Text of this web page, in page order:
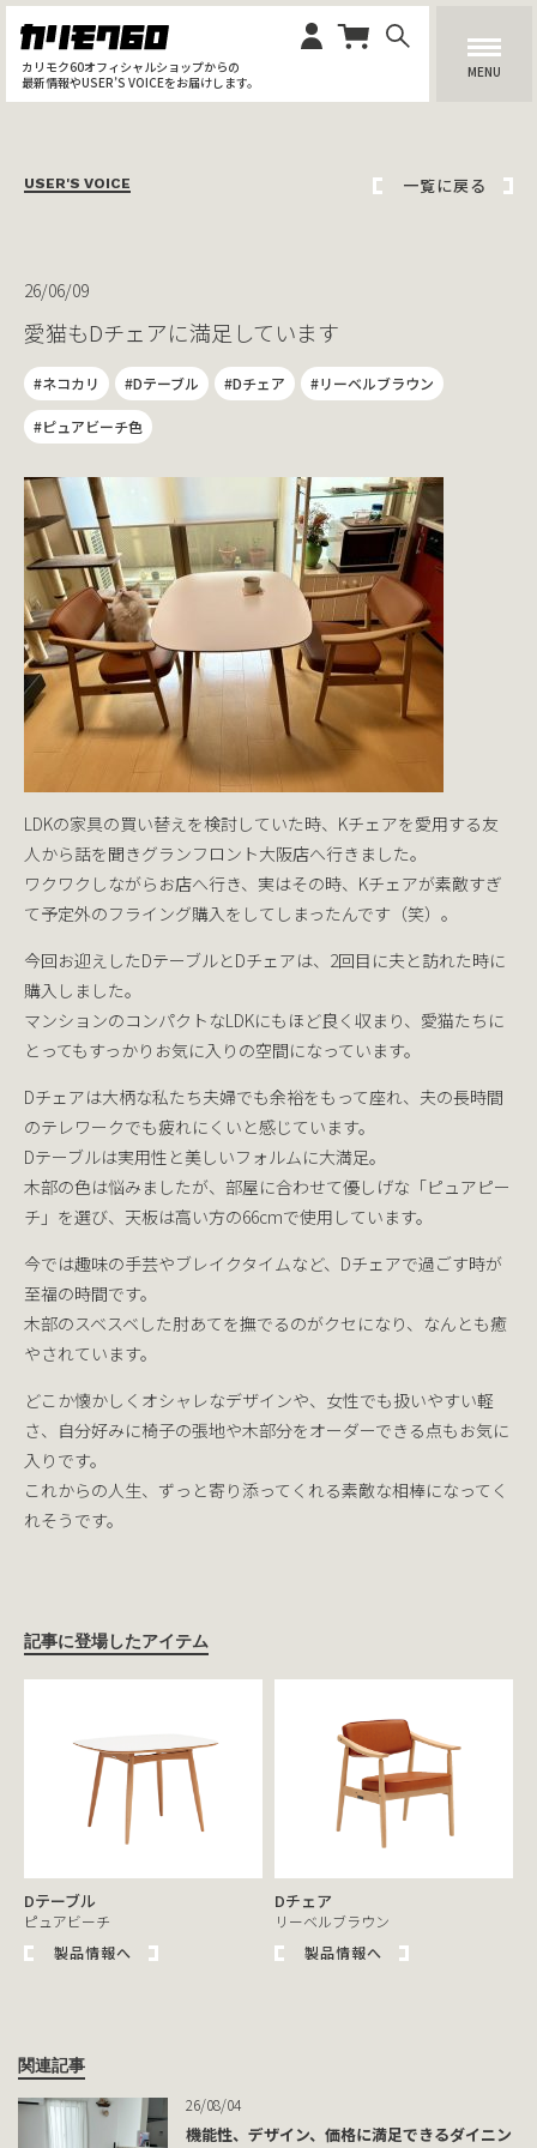
カリモク60オフィシャルショップからの
最新情報やUSER’S VOICEをお届けします。
MENU
USER'S VOICE 一覧に戻る
26/06/09
愛猫もDチェアに満足しています
#ネコカリ #Dテーブル #Dチェア #リーベルブラウン
#ピュアビーチ色
LDKの家具の買い替えを検討していた時、Kチェアを愛用する友
人から話を聞きグランフロント大阪店へ行きました。
ワクワクしながらお店へ行き、実はその時、Kチェアが素敵すぎ
て予定外のフライング購入をしてしまったんです（笑）。
今回お迎えしたDテーブルとDチェアは、2回目に夫と訪れた時に
購入しました。
マンションのコンパクトなLDKにもほど良く収まり、愛猫たちに
とってもすっかりお気に入りの空間になっています。
Dチェアは大柄な私たち夫婦でも余裕をもって座れ、夫の長時間
のテレワークでも疲れにくいと感じています。
Dテーブルは実用性と美しいフォルムに大満足。
木部の色は悩みましたが、部屋に合わせて優しげな「ピュアピー
チ」を選び、天板は高い方の66cmで使用しています。
今では趣味の手芸やブレイクタイムなど、Dチェアで過ごす時が
至福の時間です。
木部のスベスベした肘あてを撫でるのがクセになり、なんとも癒
やされています。
どこか懐かしくオシャレなデザインや、女性でも扱いやすい軽
さ、自分好みに椅子の張地や木部分をオーダーできる点もお気に
入りです。
これからの人生、ずっと寄り添ってくれる素敵な相棒になってく
れそうです。
記事に登場したアイテム
Dテーブル
ピュアビーチ
製品情報へ
Dチェア
リーベルブラウン
製品情報へ
関連記事
26/08/04
機能性、デザイン、価格に満足できるダイニン